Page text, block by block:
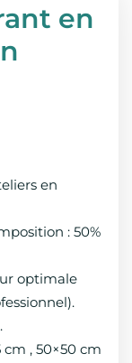
en
en
: 50%
optimale
, 50×50 cm